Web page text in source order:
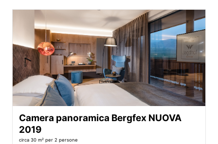
Camera panoramica Bergfex NUOVA
2019
circa 30 m² per 2 persone